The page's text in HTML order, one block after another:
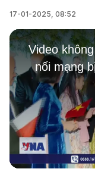
17-01-2025, 08:52
This
is
a
modal
window.
Video
nối mạng